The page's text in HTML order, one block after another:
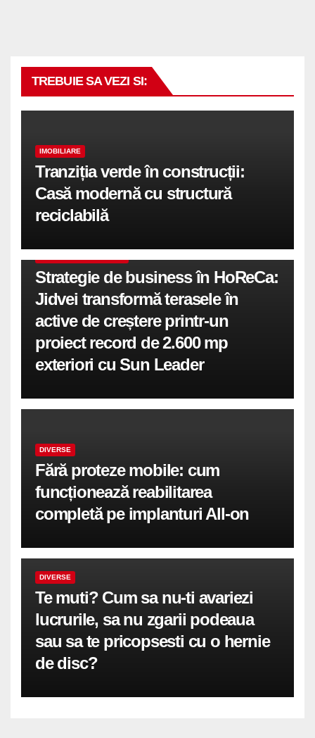
TREBUIE SA VEZI SI:
IMOBILIARE
Tranziția verde în construcții:
Casă modernă cu structură
reciclabilă
Strategie de business în HoReCa:
Jidvei transformă terasele în
active de creștere printr-un
proiect record de 2.600 mp
exteriori cu Sun Leader
DIVERSE
Fără proteze mobile: cum
funcționează reabilitarea
completă pe implanturi All-on
DIVERSE
Te muti? Cum sa nu-ti avariezi
lucrurile, sa nu zgarii podeaua
sau sa te pricopsesti cu o hernie
de disc?